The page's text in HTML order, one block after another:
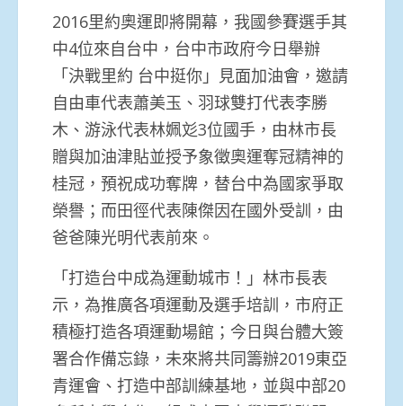
2016里約奧運即將開幕，我國參賽選手其
中4位來自台中，台中市政府今日舉辦
「決戰里約 台中挺你」見面加油會，邀請
自由車代表蕭美玉、羽球雙打代表李勝
木、游泳代表林姵彣3位國手，由林市長
贈與加油津貼並授予象徵奧運奪冠精神的
桂冠，預祝成功奪牌，替台中為國家爭取
榮譽；而田徑代表陳傑因在國外受訓，由
爸爸陳光明代表前來。
「打造台中成為運動城市！」林市長表
示，為推廣各項運動及選手培訓，市府正
積極打造各項運動場館；今日與台體大簽
署合作備忘錄，未來將共同籌辦2019東亞
青運會、打造中部訓練基地，並與中部20